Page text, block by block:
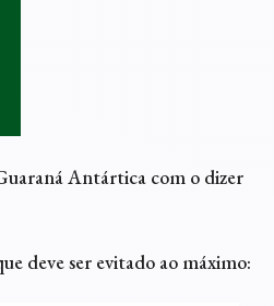
Antártica com o dizer
deve ser evitado ao máximo: